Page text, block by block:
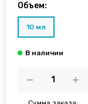
Объем:
10 мл